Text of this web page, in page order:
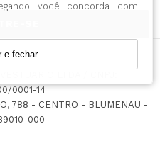
você concorda com
e fechar
SE
0001-14
788 - CENTRO - BLUMENAU -
000